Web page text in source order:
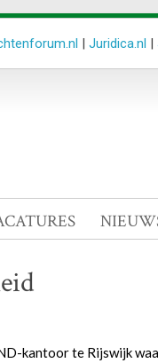
| Juridica.nl |
kantoor te Rijswijk